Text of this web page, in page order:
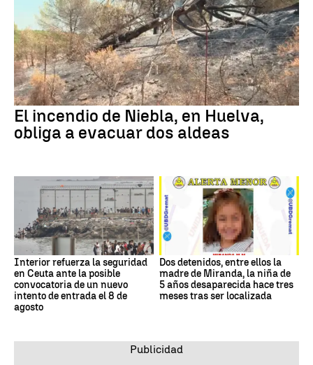
El incendio de Niebla, en Huelva,
obliga a evacuar dos aldeas
Interior refuerza la seguridad
en Ceuta ante la posible
convocatoria de un nuevo
intento de entrada el 8 de
agosto
Dos detenidos, entre ellos la
madre de Miranda, la niña de
5 años desaparecida hace tres
meses tras ser localizada